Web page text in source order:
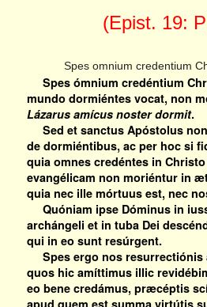
(Epist. 19:
Spes omnium credentium
Spes ómnium credéntium
mundo dormiéntes vocat, non
Lázarus amícus noster dormit.
Sed et sanctus Apóstolus
de dormiéntibus, ac per hoc si
quia omnes credéntes in
evangélicam non moriéntur in
quia nec ille mórtuus est, nec
Quóniam ipse Dóminus in
archángeli et in tuba Dei
qui in eo sunt resúrgent.
Spes ergo nos resurrectiónis
quos hic amíttimus illic
eo bene credámus, præcéptis